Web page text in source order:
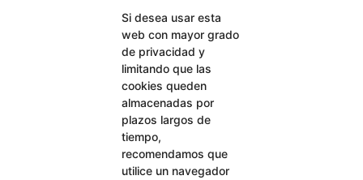
Si desea usar esta
web con mayor grado
de privacidad y
limitando que las
cookies queden
almacenadas por
plazos largos de
tiempo,
recomendamos que
utilice un navegador